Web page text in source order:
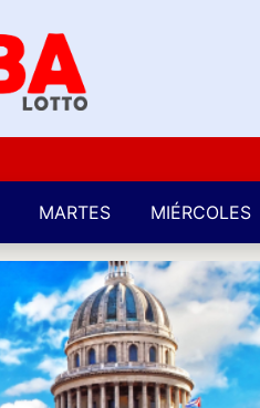
MARTES MIÉRCOLES